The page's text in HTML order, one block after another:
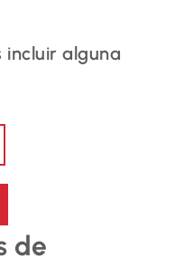
incluir alguna
de